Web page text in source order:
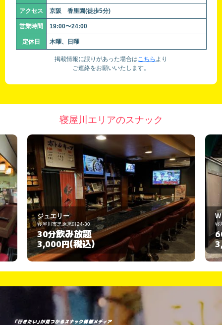
アクセス 京阪 香里園(徒歩5分)
営業時間 19:00〜24:00
定休日 木曜、日曜
掲載情報に誤りがあった場合はこちら より
ご連絡をお願いいたします。
寝屋川エリアのスナック
W
寝屋川市秦町20-14
60分飲み放題
3,000円(税込)